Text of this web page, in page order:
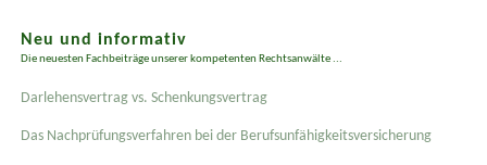
Neu und informativ
Die neuesten Fachbeiträge unserer kompetenten Rechtsanwälte ...
Darlehensvertrag vs. Schenkungsvertrag
Das Nachprüfungsverfahren bei der Berufsunfähigkeitsversicherung